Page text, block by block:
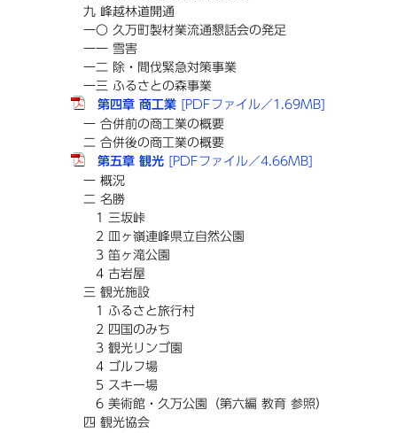
九 峰越林道開通
一〇 久万町製材業流通懇話会の発足
一一 雪害
一二 除・間伐緊急対策事業
一三 ふるさとの森事業
第四章 商工業 [PDFファイル／1.69MB]
一 合併前の商工業の概要
二 合併後の商工業の概要
第五章 観光 [PDFファイル／4.66MB]
一 概況
二 名勝
1 三坂峠
2 皿ヶ嶺連峰県立自然公園
3 笛ヶ滝公園
4 古岩屋
三 観光施設
1 ふるさと旅行村
2 四国のみち
3 観光リンゴ園
4 ゴルフ場
5 スキー場
6 美術館・久万公園（第六編 教育 参照）
四 観光協会